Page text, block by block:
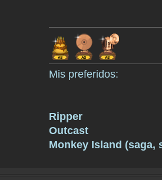
Mis preferidos:
Ripper
Outcast
Monkey Island (saga,